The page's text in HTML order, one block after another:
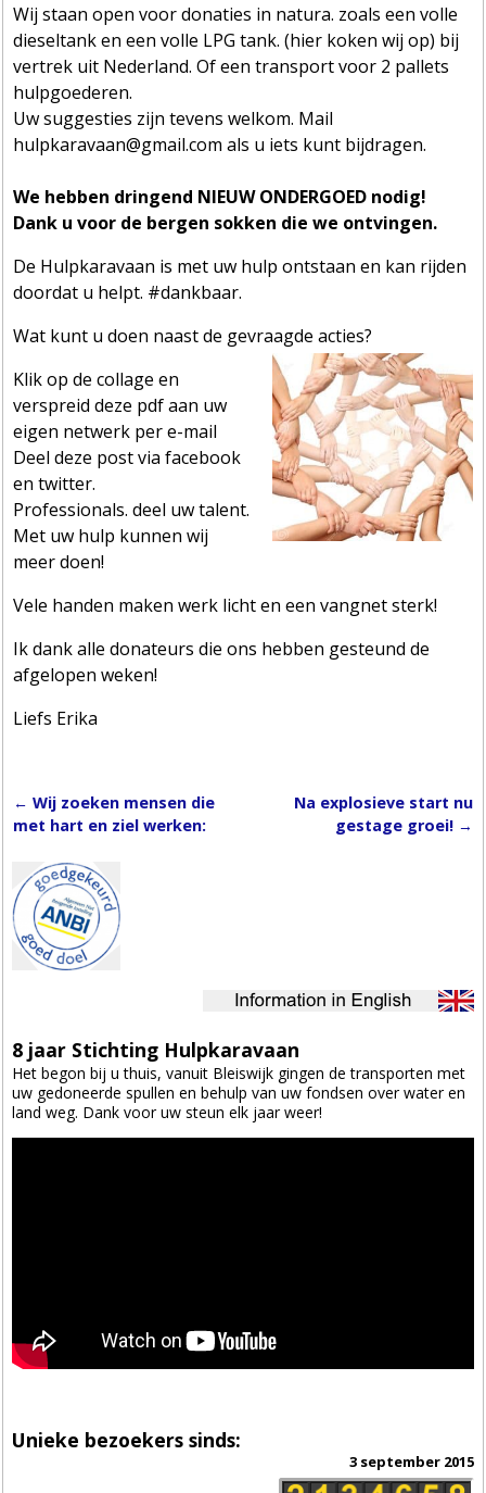
Wij staan open voor donaties in natura. zoals een volle
dieseltank en een volle LPG tank. (hier koken wij op) bij
vertrek uit Nederland. Of een transport voor 2 pallets
hulpgoederen.
Uw suggesties zijn tevens welkom. Mail
hulpkaravaan@gmail.com als u iets kunt bijdragen.
We hebben dringend NIEUW ONDERGOED nodig!
Dank u voor de bergen sokken die we ontvingen.
De Hulpkaravaan is met uw hulp ontstaan en kan rijden
doordat u helpt. #dankbaar.
Wat kunt u doen naast de gevraagde acties?
Klik op de collage en
verspreid deze pdf aan uw
eigen netwerk per e-mail
Deel deze post via facebook
en twitter.
Professionals. deel uw talent.
Met uw hulp kunnen wij
meer doen!
Vele handen maken werk licht en een vangnet sterk!
Ik dank alle donateurs die ons hebben gesteund de
afgelopen weken!
Liefs Erika
Post navigation
← Wij zoeken mensen die
met hart en ziel werken:
Na explosieve start nu
gestage groei! →
8 jaar Stichting Hulpkaravaan
Het begon bij u thuis, vanuit Bleiswijk gingen de transporten met
uw gedoneerde spullen en behulp van uw fondsen over water en
land weg. Dank voor uw steun elk jaar weer!
Unieke bezoekers sinds:
3 september 2015